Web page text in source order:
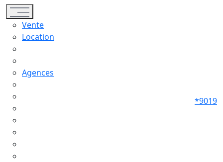
Toggle navigation
Vente
Location
Agences
*9019